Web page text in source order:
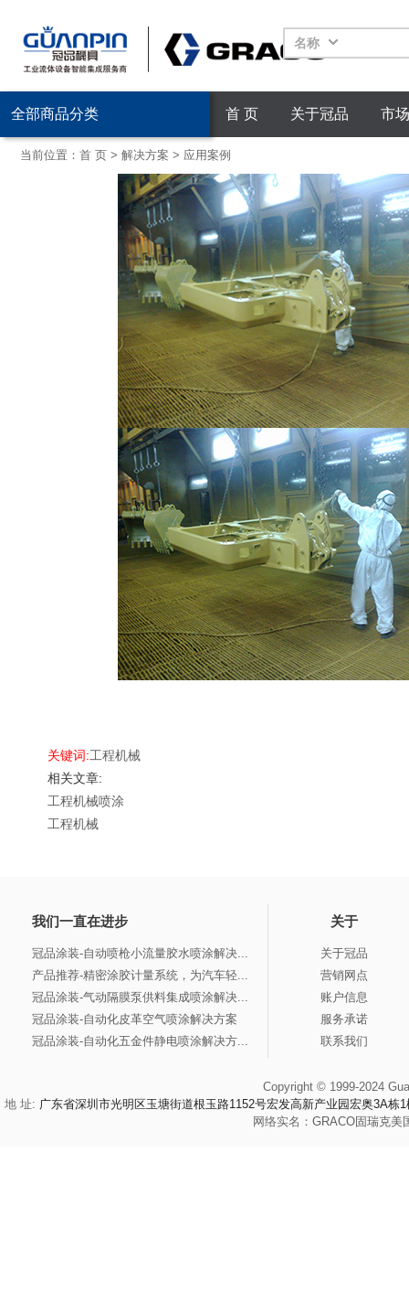
名称
首 页 关于冠品 市
全部商品分类
当前位置： 首 页> 解决方案 > 应用案例
关键词:工程机械
相关文章:
工程机械喷涂
工程机械
我们一直在进步
冠品涂装-自动喷枪小流量胶水喷涂解决...
产品推荐-精密涂胶计量系统，为汽车轻...
冠品涂装-气动隔膜泵供料集成喷涂解决...
冠品涂装-自动化皮革空气喷涂解决方案
冠品涂装-自动化五金件静电喷涂解决方...
关于
关于冠品
营销网点
账户信息
服务承诺
联系我们
Copyright © 1999-2024
地 址: 广东省深圳市光明区玉塘街道根玉路1152号宏发高新产业园宏奥3A栋1
网络实名： GRACO固瑞克美